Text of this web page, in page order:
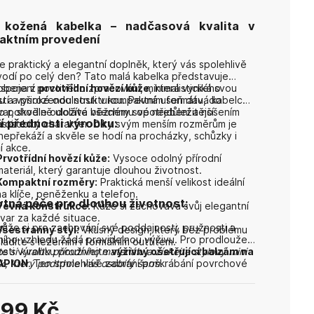
kožená kabelka – nadčasová kvalita v
provedení
praktický a elegantní doplněk, který vás spolehlivě
po celý den? Tato malá kabelka představuje
poctivého zpracování, minimalistického
a vysoké odolnosti v kompaktním formátu, do
pohodlně uložíte všechny své nejdůležitější
zprvotřídní hovězí kůže, která vyniká svou
a přirozenou strukturou. Pevná useň dává kabelce
skvěle odolává běžnému opotřebení a nošením
osobitý charakter. Díky svým menším rozměrům je
a skvěle se hodí na procházky, schůzky i
akce.
přednosti výrobku:
hovězí kůže: Vysoce odolný přírodní
který garantuje dlouhou životnost.
rozměry: Praktická menší velikost ideální
klíče, peněženku a telefon.
konstrukce:Kůže si zachovává svůj elegantní
za každé situace.
styl:Vkusný design, který bez problému
s ležérním i formálním outfitem.
péče pro dlouhou životnost:
si pro zachování své poddajnosti, pružnosti a
vzhledu žádá pravidelnou výživu. Pro prodloužení
výrobku používejtevýživný ošetřující balzám na
. Ten spolehlivě zabrání poškrábání povrchové
si kvalitu přírodního materiálu a získejte stylový mini
který podtrhne váš osobitý šarm.